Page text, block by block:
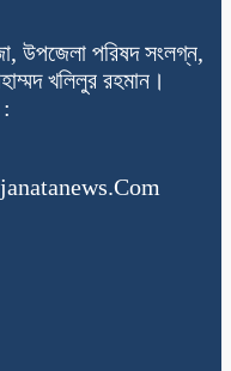
উপজেলা পরিষদ সংলগ্ন,
খলিলুর রহমান।